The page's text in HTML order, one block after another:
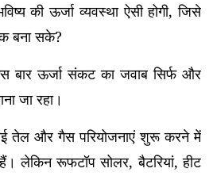
की ऊर्जा व्यवस्था ऐसी होगी, जिसे
बना सके?
बार ऊर्जा संकट का जवाब सिर्फ और
जा रहा।
तेल और गैस परियोजनाएं शुरू करने में
रूफटॉप सोलर, बैटरियां, हीट